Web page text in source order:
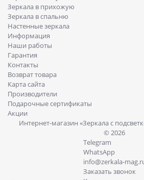
Зеркала в прихожую
Зеркала в спальню
Настенные зеркала
Информация
Наши работы
Гарантия
Контакты
Возврат товара
Карта сайта
Производители
Подарочные сертификаты
Акции
Интернет-магазин «Зеркала с
© 2026
Telegram
WhatsApp
info@zerkala-
Заказать звонок